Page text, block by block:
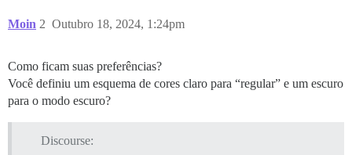
Moin Outubro 18, 2024, 1:24pm
2
Como ficam suas preferências?
Você definiu um esquema de cores claro para “regular” e um escuro
para o modo escuro?
Discourse: